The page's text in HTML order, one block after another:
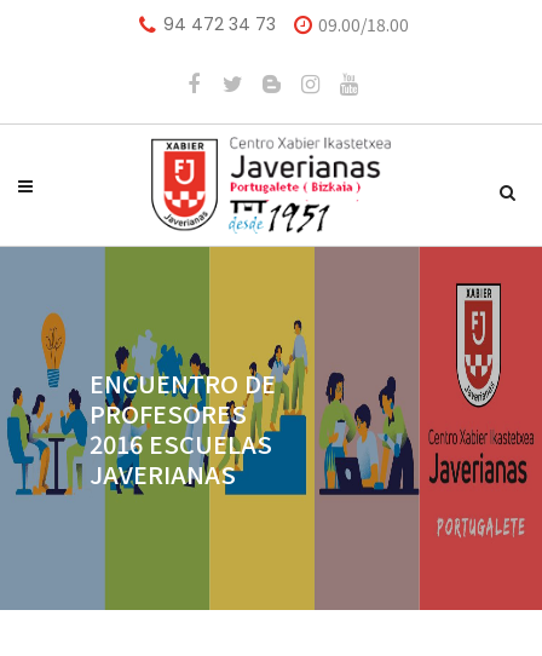
94 472 34 73 09.00/18.00
ENCUENTRO DE
PROFESORES
2016 ESCUELAS
JAVERIANAS